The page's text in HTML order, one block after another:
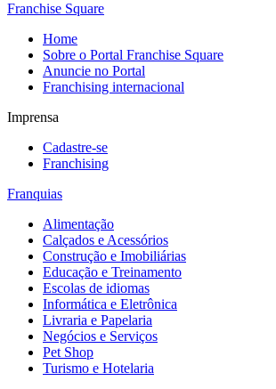
Franchise Square
Home
Sobre o Portal Franchise Square
Anuncie no Portal
Franchising internacional
Imprensa
Cadastre-se
Franchising
Franquias
Alimentação
Calçados e Acessórios
Construção e Imobiliárias
Educação e Treinamento
Escolas de idiomas
Informática e Eletrônica
Livraria e Papelaria
Negócios e Serviços
Pet Shop
Turismo e Hotelaria